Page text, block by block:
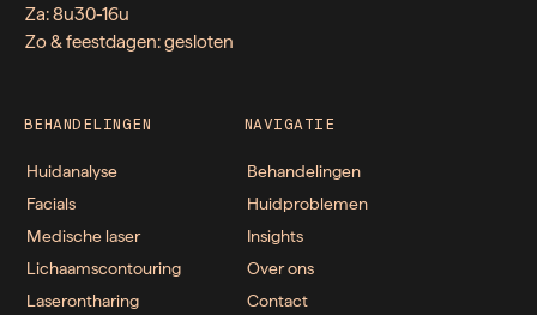
Za: 8u30-16u
Zo & feestdagen: gesloten
BEHANDELINGEN
Huidanalyse
Facials
Medische laser
Lichaamscontouring
Laserontharing
NAVIGATIE
Behandelingen
Huidproblemen
Insights
Over ons
Contact